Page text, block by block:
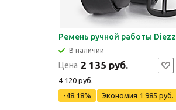
Ремень ручной работы Diezz
В наличии
Цена 2 135 руб.
4 120 руб.
-48.18%
Экономия 1 985 руб.